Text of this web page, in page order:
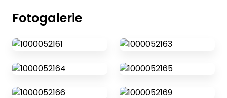
Fotogalerie